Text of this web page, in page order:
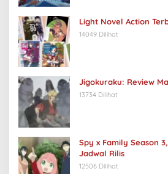
Light Novel Action
14049 Dilihat
Jigokuraku: Review
13734 Dilihat
Spy x Family Season
Jadwal Rilis
12506 Dilihat